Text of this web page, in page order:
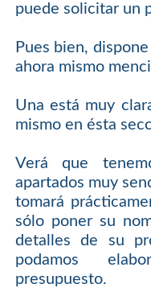
puede solicitar un
Pues bien,
ahora mismo
Una está muy
mismo en ésta
Verá que
apartados muy
tomará
sólo poner su
detalles de su
podamos
presupuesto.